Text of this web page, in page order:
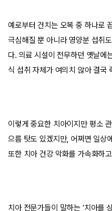
예로부터 건치는 오복 중 하나로
극심해질 뿐 아니라 영양분 섭취
다. 의료 시설이 전무하던 옛날에
식 섭취 자체가 여의치 않아 결국
이렇게 중요한 치아이지만 평소
으름 탓도 있겠지만, 어쩌면 일상
또한 치아 건강 악화를 가속화하
치아 전문가들이 말하는 ‘치아를